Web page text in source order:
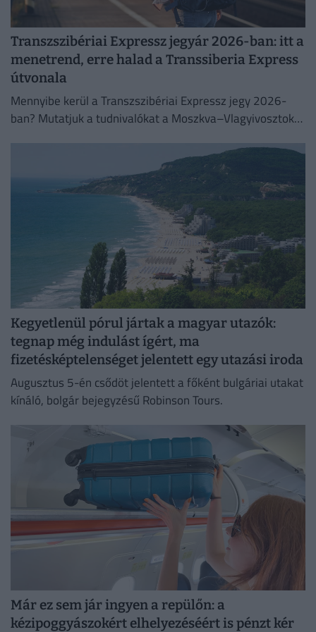
Transzszibériai Expressz jegyár 2026-ban: itt a
menetrend, erre halad a Transsiberia Express
útvonala
Mennyibe kerül a Transzszibériai Expressz jegy 2026-
ban? Mutatjuk a tudnivalókat a Moszkva–Vlagyivosztok
Kegyetlenül pórul jártak a magyar utazók:
tegnap még indulást ígért, ma
fizetésképtelenséget jelentett egy utazási iroda
Augusztus 5-én csődöt jelentett a főként bulgáriai utakat
kínáló, bolgár bejegyzésű Robinson Tours.
Már ez sem jár ingyen a repülőn: a
kézipoggyászokért elhelyezéséért is pénzt kér